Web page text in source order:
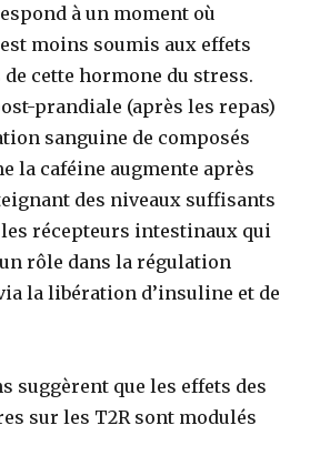
à un moment où
moins soumis aux effets
cette hormone du stress.
prandiale (après les repas)
sanguine de composés
la caféine augmente après
des niveaux suffisants
récepteurs intestinaux qui
rôle dans la régulation
la libération d’insuline et de
suggèrent que les effets des
sur les T2R sont modulés